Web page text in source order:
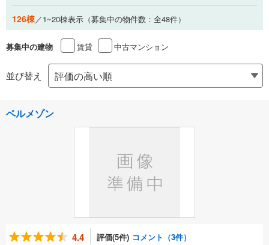
126棟／1~20棟表示（募集中の物件数：全48件）
募集中の建物 賃貸 中古マンション
並び替え
ベルメゾン
4.4 評価(5件) コメント（3件）